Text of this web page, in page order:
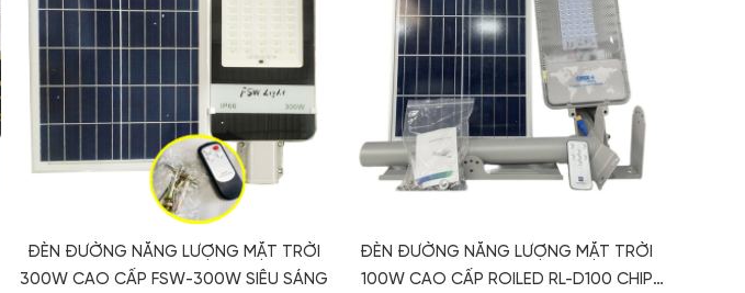
ĐÈN ĐƯỜNG NĂNG LƯỢNG MẶT TRỜI
300W CAO CẤP FSW-300W SIÊU SÁNG
ĐÈN ĐƯỜNG NĂNG LƯỢNG MẶT TRỜI
100W CAO CẤP ROILED RL-D100 CHIP